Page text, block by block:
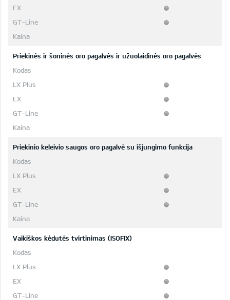
Priekinės ir šoninės oro pagalvės ir užuolaidinės oro pagalvės
Priekinio keleivio saugos oro pagalvė su išjungimo funkcija
Vaikiškos kėdutės tvirtinimas (ISOFIX)